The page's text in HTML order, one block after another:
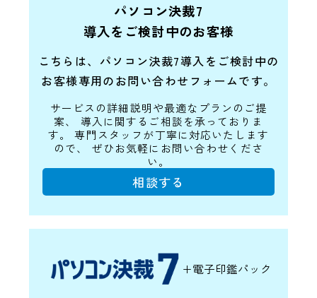
パソコン決裁7
導入をご検討中のお客様
こちらは、パソコン決裁7導入をご検討中の
お客様専用のお問い合わせフォームです。
サービスの詳細説明や最適なプランのご提
案、
導入に関するご相談を承っておりま
す。
専門スタッフが丁寧に対応いたします
ので、
ぜひお気軽にお問い合わせくださ
い。
相談する
+電子印鑑パック